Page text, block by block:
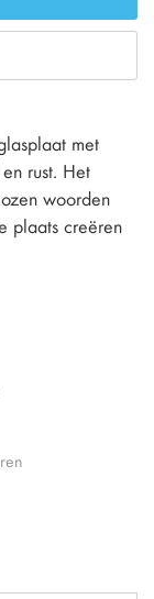
met
rust. Het
woorden
plaats creëren